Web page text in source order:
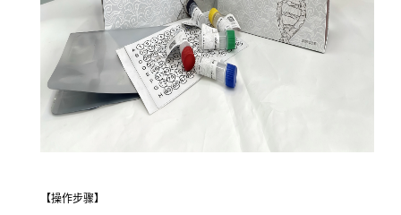
【操作步骤】